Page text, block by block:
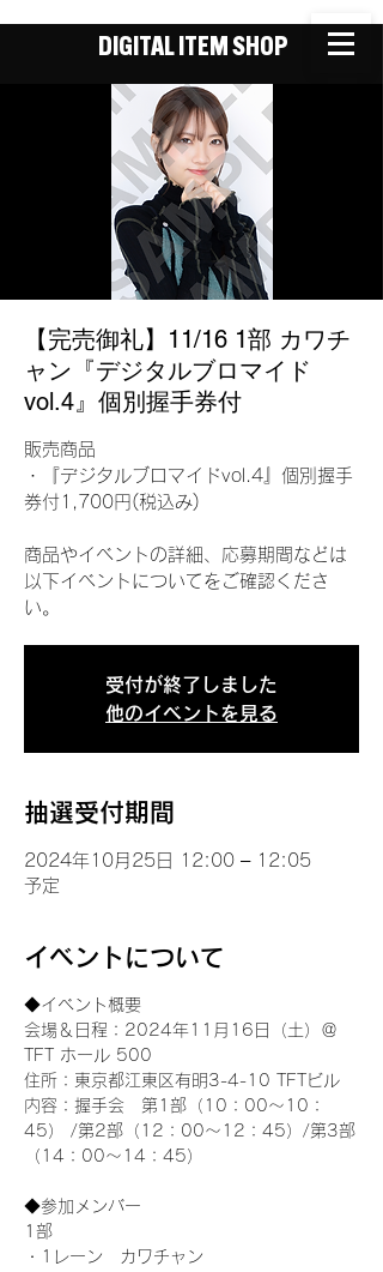
DIGITAL ITEM SHOP
【完売御礼】11/16 1部 カワチ
ャン『デジタルブロマイド
vol.4』個別握手券付
販売商品
・『デジタルブロマイドvol.4』個別握手
券付1,700円(税込み)
商品やイベントの詳細、応募期間などは
以下イベントについてをご確認くださ
い。
受付が終了しました
他のイベントを見る
抽選受付期間
2024年10月25日 12:00 – 12:05
予定
イベントについて
◆イベント概要
会場＆日程：2024年11月16日（土）＠
TFT ホール 500
住所：東京都江東区有明3-4-10 TFTビル
内容：握手会　第1部（10：00～10：
45） /第2部（12：00～12：45）/第3部
（14：00～14：45）
◆参加メンバー
1部
・1レーン　カワチャン